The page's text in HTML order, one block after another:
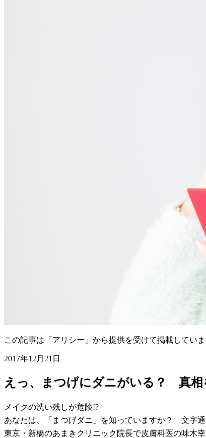
この記事は「アリシー」から提供を受けて掲載してい
2017年12月21日
えっ、まつげにダニがいる？ 真相
メイクの洗い残しが危険!?
あなたは、「まつげダニ」を知っていますか？ 文字
東京・新橋のあまきクリニック院長で皮膚科医の味木